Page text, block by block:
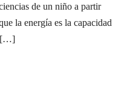
de un niño a partir
la energía es la capacidad
[…]